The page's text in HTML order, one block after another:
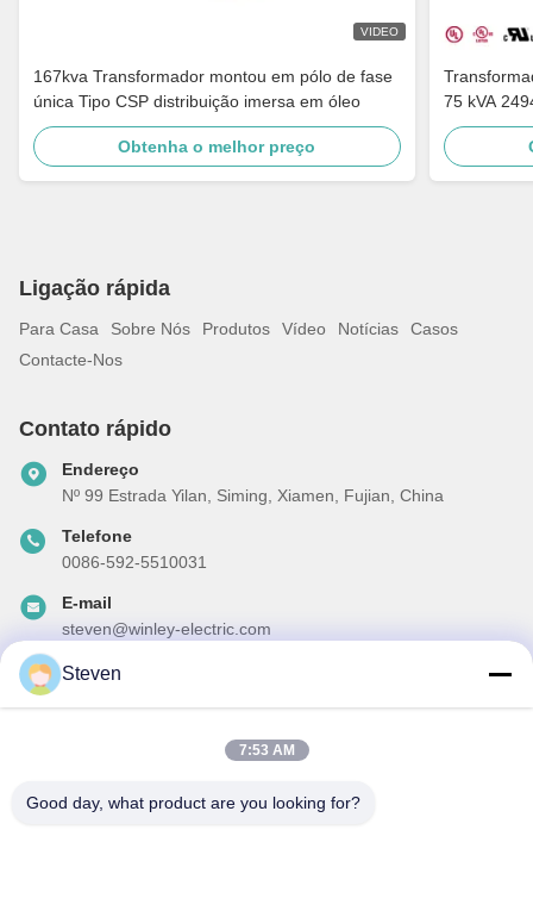
VIDEO
167kva Transformador montou em pólo de fase
única Tipo CSP distribuição imersa em óleo
Obtenha o melhor preço
75 kVA
Ligação rápida
Para Casa Sobre Nós Produtos Vídeo Notícias
Casos
Contacte-Nos
Contato rápido
Endereço
Nº 99 Estrada Yilan, Siming, Xiamen, Fujian, China
Telefone
0086-592-5510031
E-mail
steven@winley-electric.com
mais.
Steven
7:53 AM
Good day, what product are you looking for?